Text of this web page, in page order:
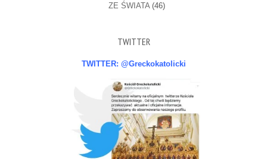
ZE ŚWIATA(46)
TWITTER
TWITTER: @Greckokatolicki